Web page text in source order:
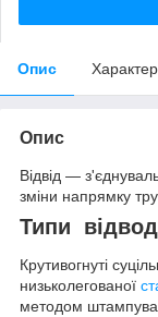
Опис
Опис
Відвід —
зміни напрямку
Типи
Крутивогнуті
низьколегованої
методом